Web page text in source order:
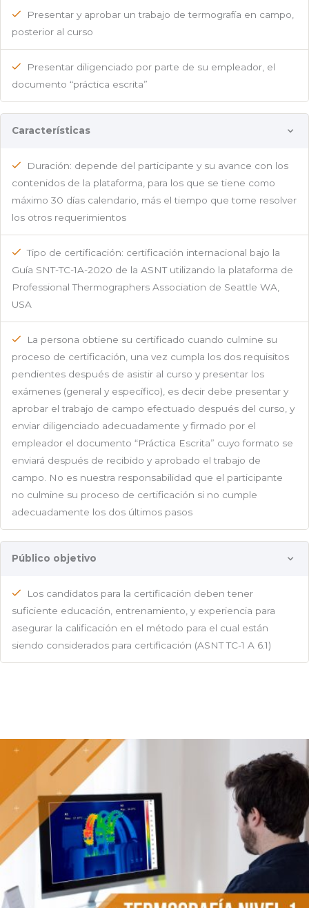
Presentar y aprobar un trabajo de termografía en campo,
posterior al curso
Presentar diligenciado por parte de su empleador, el
documento “práctica escrita”
Características
Duración: depende del participante y su avance con los
contenidos de la plataforma, para los que se tiene como
máximo 30 días calendario, más el tiempo que tome resolver
los otros requerimientos
Tipo de certificación: certificación internacional bajo la
Guía SNT-TC-1A-2020 de la ASNT utilizando la plataforma de
Professional Thermographers Association de Seattle WA,
USA
La persona obtiene su certificado cuando culmine su
proceso de certificación, una vez cumpla los dos requisitos
pendientes después de asistir al curso y presentar los
exámenes (general y específico), es decir debe presentar y
aprobar el trabajo de campo efectuado después del curso, y
enviar diligenciado adecuadamente y firmado por el
empleador el documento “Práctica Escrita” cuyo formato se
enviará después de recibido y aprobado el trabajo de
campo. No es nuestra responsabilidad que el participante
no culmine su proceso de certificación si no cumple
adecuadamente los dos últimos pasos
Público objetivo
Los candidatos para la certificación deben tener
suficiente educación, entrenamiento, y experiencia para
asegurar la calificación en el método para el cual están
siendo considerados para certificación (ASNT TC-1 A 6.1)